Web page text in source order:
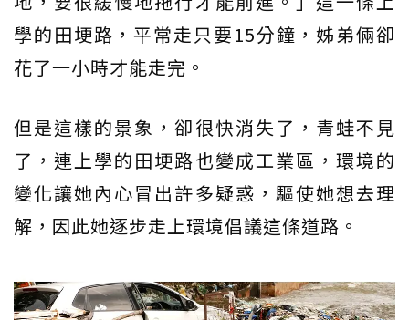
學的田埂路，平常走只要15分鐘，姊弟倆卻
花了一小時才能走完。
但是這樣的景象，卻很快消失了，青蛙不見
了，連上學的田埂路也變成工業區，環境的
變化讓她內心冒出許多疑惑，驅使她想去理
解，因此她逐步走上環境倡議這條道路。